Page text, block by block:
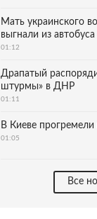
Мать украинского
выгнали из
01:12
Драпатый
штурмы» в ДНР
01:11
В Киеве прогремели
01:05
Все